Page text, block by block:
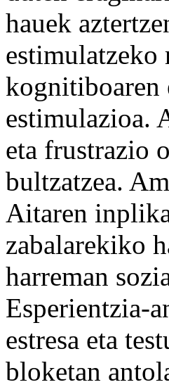
hauek
estimulatzeko
kognitiboaren
estimulazioa.
eta frustrazio
bultzatzea.
Aitaren
zabalarekiko
harreman
Esperientzia-
estresa eta
bloketan